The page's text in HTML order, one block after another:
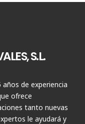
S.L.
de experiencia
ofrece
tanto nuevas
le ayudará y